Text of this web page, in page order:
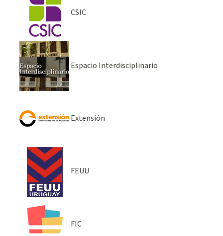
CSIC
Espacio Interdisciplinario
Extensión
FEUU
FIC